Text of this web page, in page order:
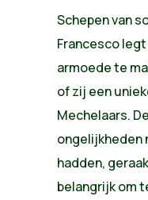
Schepen van
Francesco
armoede te
of zij een
Mechelaars.
ongelijkheden
hadden,
belangrijk om